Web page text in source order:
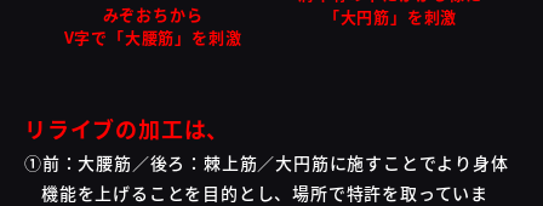
みぞおちから
V字で「大腰筋」を刺激
「大円筋」を刺激
リライブの加工は、
前：大腰筋／後ろ：棘上筋／大円筋に施すことでより身体
機能を上げることを目的とし、場所で特許を取っていま